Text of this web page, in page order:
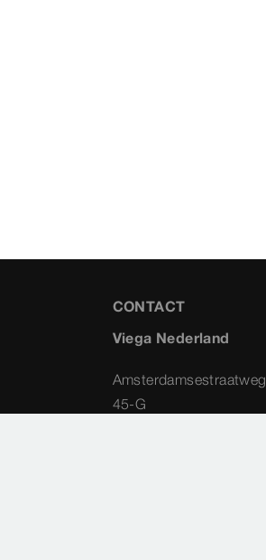
CONTACT
Viega Nederland
Amsterdamsestraatweg
45-G